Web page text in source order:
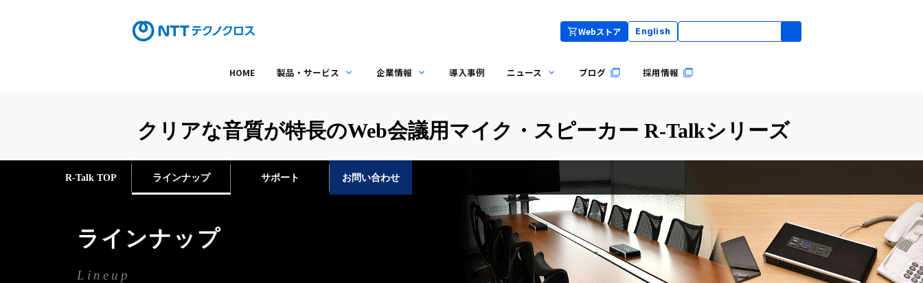
Webストア English
HOME 製品・サービス 企業情報 導入事例 ニュース ブログ 採用情報
クリアな音質が特長のWeb会議用マイク・スピーカー R-Talkシリーズ
R-Talk TOP ラインナップ サポート お問い合わせ
ラインナップ
Lineup